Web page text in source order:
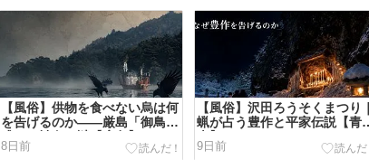
【風俗】供物を食べない烏は何
を告げるのか――厳島「御鳥喰
式」と神烏の謎【広島】
8日前
【風俗】沢田ろうそくまつり｜
蝋が占う豊作と平家伝説【青
森】
9日前